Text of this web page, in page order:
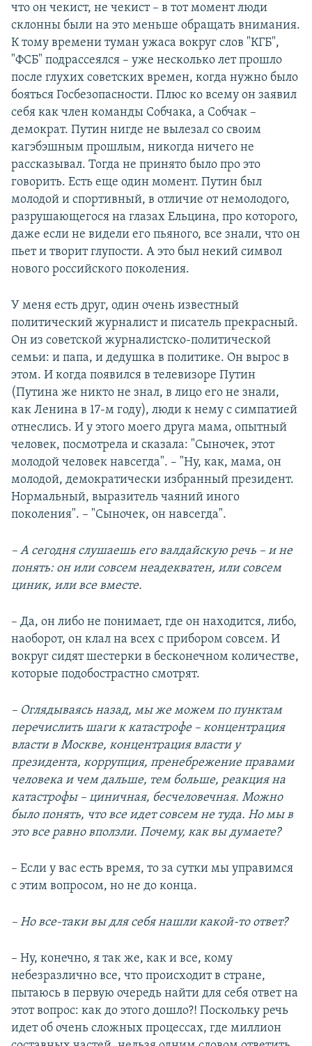
что он чекист, не чекист – в тот момент люди
склонны были на это меньше обращать внимания.
К тому времени туман ужаса вокруг слов "КГБ",
"ФСБ" подрассеялся – уже несколько лет прошло
после глухих советских времен, когда нужно было
бояться Госбезопасности. Плюс ко всему он заявил
себя как член команды Собчака, а Собчак –
демократ. Путин нигде не вылезал со своим
кагэбэшным прошлым, никогда ничего не
рассказывал. Тогда не принято было про это
говорить. Есть еще один момент. Путин был
молодой и спортивный, в отличие от немолодого,
разрушающегося на глазах Ельцина, про которого,
даже если не видели его пьяного, все знали, что он
пьет и творит глупости. А это был некий символ
нового российского поколения.
У меня есть друг, один очень известный
политический журналист и писатель прекрасный.
Он из советской журналистско-политической
семьи: и папа, и дедушка в политике. Он вырос в
этом. И когда появился в телевизоре Путин
(Путина же никто не знал, в лицо его не знали,
как Ленина в 17-м году), люди к нему с симпатией
отнеслись. И у этого моего друга мама, опытный
человек, посмотрела и сказала: "Сыночек, этот
молодой человек навсегда". – "Ну, как, мама, он
молодой, демократически избранный президент.
Нормальный, выразитель чаяний иного
поколения". – "Сыночек, он навсегда".
– А сегодня слушаешь его валдайскую речь – и не
понять: он или совсем неадекватен, или совсем
циник, или все вместе.
– Да, он либо не понимает, где он находится, либо,
наоборот, он клал на всех с прибором совсем. И
вокруг сидят шестерки в бесконечном количестве,
которые подобострастно смотрят.
– Оглядываясь назад, мы же можем по пунктам
перечислить шаги к катастрофе – концентрация
власти в Москве, концентрация власти у
президента, коррупция, пренебрежение правами
человека и чем дальше, тем больше, реакция на
катастрофы – циничная, бесчеловечная. Можно
было понять, что все идет совсем не туда. Но мы в
это все равно вползли. Почему, как вы думаете?
– Если у вас есть время, то за сутки мы управимся
с этим вопросом, но не до конца.
– Но все-таки вы для себя нашли какой-то ответ?
– Ну, конечно, я так же, как и все, кому
небезразлично все, что происходит в стране,
пытаюсь в первую очередь найти для себя ответ на
этот вопрос: как до этого дошло?! Поскольку речь
идет об очень сложных процессах, где миллион